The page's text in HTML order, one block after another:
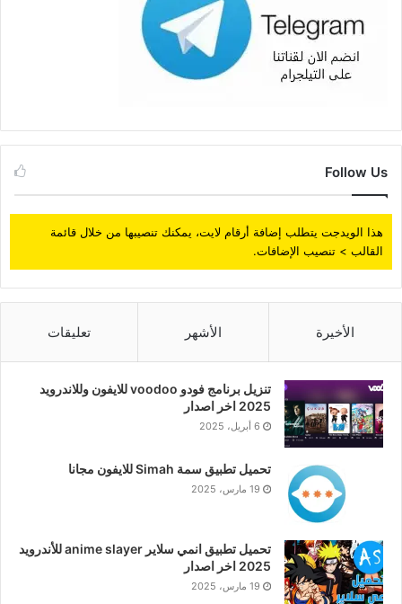
Follow Us
هذا الويدجت يتطلب إضافة أرقام لايت، يمكنك تنصيبها من خلال قائمة
القالب > تنصيب الإضافات.
الأخيرة الأشهر تعليقات
تنزيل برنامج فودو voodoo للايفون وللاندرويد
2025 اخر اصدار
6 أبريل، 2025
تحميل تطبيق سمة Simah للايفون مجانا
19 مارس، 2025
تحميل تطبيق انمي سلاير anime slayer للأندرويد
2025 اخر اصدار
19 مارس، 2025